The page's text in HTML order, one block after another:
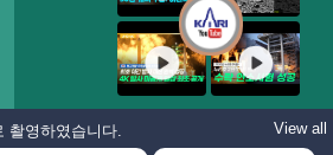
촬영하였습니다. View all